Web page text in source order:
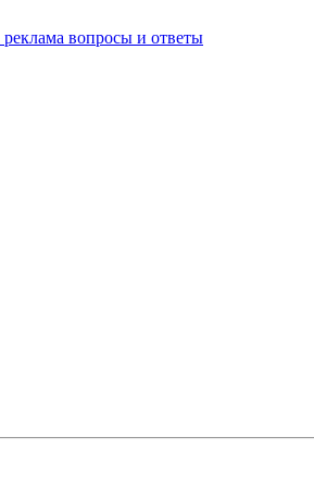
реклама вопросы и ответы